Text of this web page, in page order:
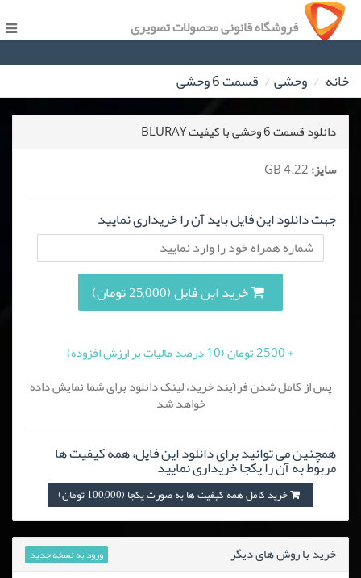
فروشگاه قانونی محصولات تصویری
خانه وحشی قسمت 6 وحشی
دانلود قسمت 6 وحشی با کیفیت BLURAY
سایز:
جهت دانلود این فایل باید آن را خریداری نمایید
خرید این فایل (25,000 تومان)
+ 2500 تومان (10 درصد مالیات بر ارزش افزوده)
پس از کامل شدن فرآیند خرید، لینک دانلود برای شما نمایش داده
خواهد شد
همچنین می توانید برای دانلود این فایل، همه کیفیت ها
مربوط به آن را یکجا خریداری نمایید
خرید کامل همه کیفیت ها به صورت یکجا (100,000 تومان)
خرید با روش های دیگر ورود به نسخه جدید